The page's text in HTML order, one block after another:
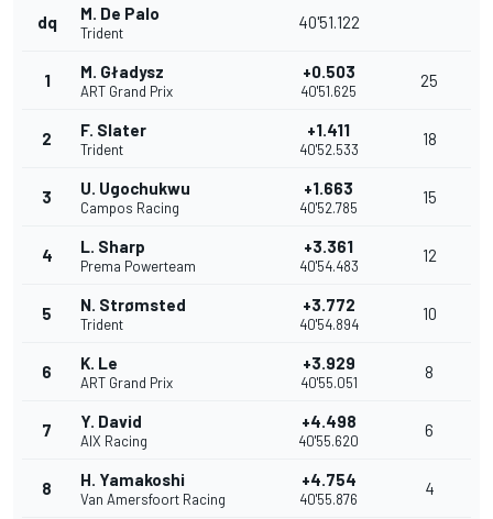
dq M. De Palo
Trident
40'51.122
1 M. Gładysz
ART Grand Prix
+0.503
40'51.625
25
2 F. Slater
Trident
+1.411
40'52.533
18
3 U. Ugochukwu
Campos Racing
+1.663
40'52.785
15
4 L. Sharp
Prema Powerteam
+3.361
40'54.483
12
5 N. Strømsted
Trident
+3.772
40'54.894
10
6 K. Le
ART Grand Prix
+3.929
40'55.051
8
7 Y. David
AIX Racing
+4.498
40'55.620
6
8 H. Yamakoshi
Van Amersfoort Racing
+4.754
40'55.876
4